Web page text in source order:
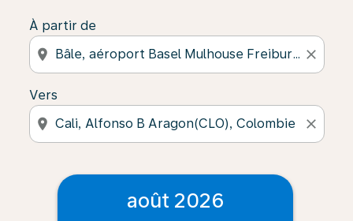
À partir de
location_on close
Vers
location_on close
août 2026